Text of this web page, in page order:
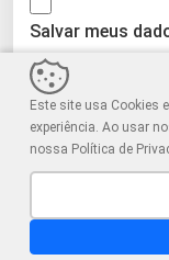
Salvar meus
vez que eu
Este site usa Cookies
experiência. Ao usar
nossa Política de